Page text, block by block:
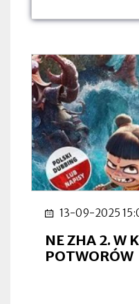
13-09-2025
NE ZHA 2. W
POTWORÓW